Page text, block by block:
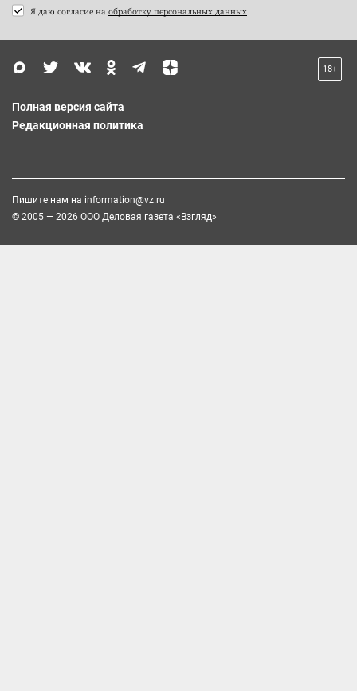
Я даю согласие на обработку персональных данных
18+
Полная версия сайта
Редакционная политика
Пишите нам на information@vz.ru
© 2005 — 2026 ООО Деловая газета «Взгляд»